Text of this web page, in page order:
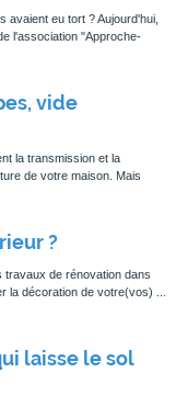
avaient eu tort ? Aujourd'hui,
l'association "Approche-
vide
la transmission et la
de votre maison. Mais
?
travaux de rénovation dans
la décoration de votre(vos) ...
laisse le sol